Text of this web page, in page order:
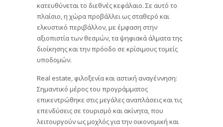
κατευθύνεται το διεθνές κεφάλαιο. Σε αυτό το
πλαίσιο, η χώρα προβάλλει ως σταθερό και
ελκυστικό περιβάλλον, με έμφαση στην
αξιοπιστία των θεσμών, τα ψηφιακά άλματα της
διοίκησης και την πρόοδο σε κρίσιμους τομείς
υποδομών.
Real estate, φιλοξενία και αστική αναγέννηση:
Σημαντικό μέρος του προγράμματος
επικεντρώθηκε στις μεγάλες αναπλάσεις και τις
επενδύσεις σε τουρισμό και ακίνητα, που
λειτουργούν ως μοχλός για την οικονομική και